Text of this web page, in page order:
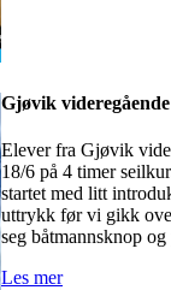
Gjøvik
Elever fra Gjøvik
18/6 på 4 timer
startet med litt
uttrykk før vi gikk
seg båtmannsknop og
Les mer